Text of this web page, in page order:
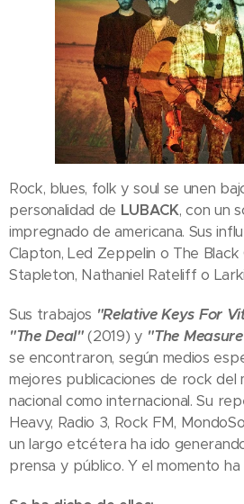
Rock, blues, folk y soul se unen
personalidad de LUBACK, con un
impregnado de americana. Sus
Clapton, Led Zeppelin o The Black
Stapleton, Nathaniel Rateliff o
Sus trabajos "Relative Keys For
"The Deal"(2019) y "The
se encontraron, según medios
mejores publicaciones de rock del
nacional como internacional. Su
Heavy, Radio 3, Rock FM,
un largo etcétera ha ido
prensa y público. Y el momento ha